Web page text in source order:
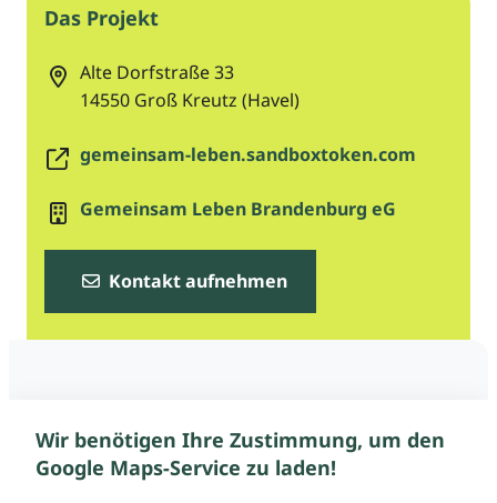
Das Projekt
Alte Dorfstraße 33
14550 Groß Kreutz (Havel)
gemeinsam-leben.sandboxtoken.com
Gemeinsam Leben Brandenburg eG
Kontakt aufnehmen
Wir benötigen Ihre Zustimmung, um den
Google Maps-Service zu laden!